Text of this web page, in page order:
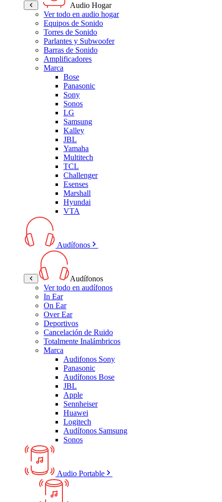
Audio Hogar
Ver todo en audio hogar
Equipos de Sonido
Torres de Sonido
Parlantes y Subwoofer
Barras de Sonido
Amplificadores
Marca
Bose
Panasonic
Sony
Sonos
LG
Samsung
Kalley
JBL
Yamaha
Multitech
TCL
Challenger
Esenses
Marshall
Hyundai
VTA
Audífonos
Audífonos
Ver todo en audífonos
In Ear
On Ear
Over Ear
Deportivos
Cancelación de Ruido
Totalmente Inalámbricos
Marca
Audifonos Sony
Panasonic
Audífonos Bose
JBL
Apple
Sennheiser
Huawei
Logitech
Audífonos Samsung
Sonos
Audio Portable